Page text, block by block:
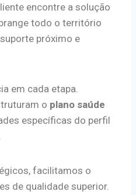
encontre a solução
todo o território
próximo e
em cada etapa.
o plano saúde
específicas do perfil
facilitamos o
de qualidade superior.